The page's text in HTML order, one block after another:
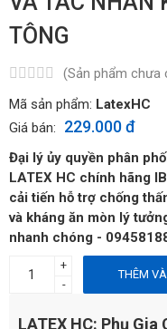
TÔNG
(Sản phẩm chưa
Mã sản phẩm: LatexHC
Giá bán:
229.000 đ
Đại lý ủy quyền phân
LATEX HC chính hãng
cải tiến hỗ trợ chống
và kháng ăn mòn lý
nhanh chóng -
+
-
THÊM
LATEX HC: Phụ